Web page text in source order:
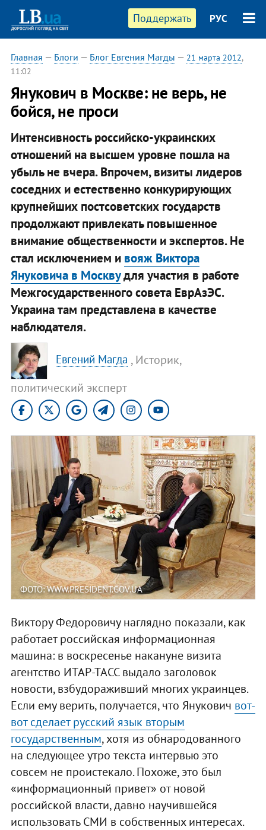
Поддержать РУС
Главная — Блоги — Блог Евгения Магды — 21 марта 2012,
11:02
Янукович в Москве: не верь, не
бойся, не проси
Интенсивность российско-украинских
отношений на высшем уровне пошла на
убыль не вчера. Впрочем, визиты лидеров
соседних и естественно конкурирующих
крупнейших постсоветских государств
продолжают привлекать повышенное
внимание общественности и экспертов. Не
стал исключением и вояж Виктора
Януковича в Москвудля участия в работе
Межгосударственного совета ЕврАзЭС.
Украина там представлена в качестве
наблюдателя.
Евгений Магда , Историк,
политический эксперт
ФОТО: WWW.PRESIDENT.GOV.UA
Виктору Федоровичу наглядно показали, как
работает российская информационная
машина: в воскресенье накануне визита
агентство ИТАР-ТАСС выдало заголовок
новости, взбудораживший многих украинцев.
Если ему верить, получается, что Янукович вот-
вот сделает русский язык вторым
государственным, хотя из обнародованного
на следующее утро текста интервью это
совсем не проистекало. Похоже, это был
«информационный привет» от новой
российской власти, давно научившейся
использовать СМИ в собственных интересах.